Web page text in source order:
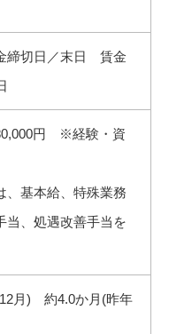
締切日／末日 賃金
円 ※経験・資
、基本給、特殊業務
当、処遇改善手当を
月) 約4.0か月(昨年